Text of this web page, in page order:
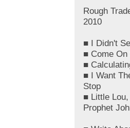
Rough
2010
■ I Didn't
■ Come
■
■ I Want
Stop
■ Little
Prophet